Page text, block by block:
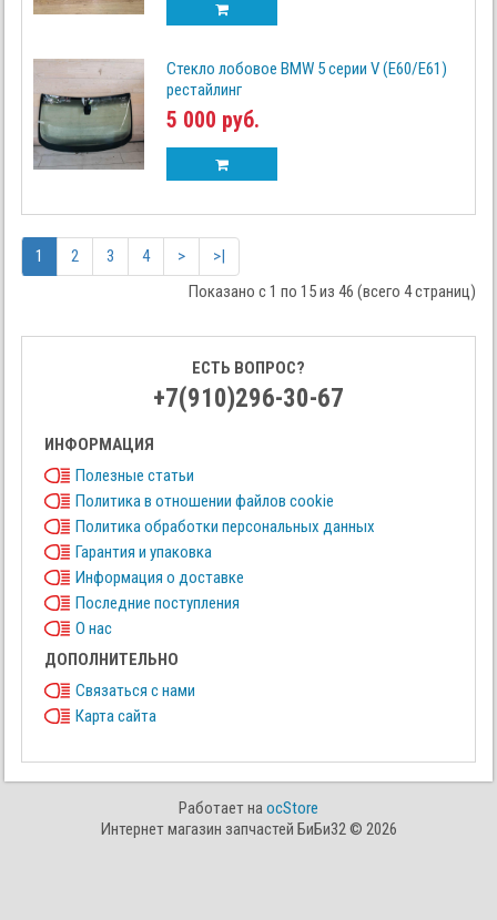
Стекло лобовое BMW 5 серии V (E60/E61)
рестайлинг
5 000 руб.
1 2 3 4 >
>|
Показано с 1 по 15 из 46 (всего 4 страниц)
ЕСТЬ ВОПРОС?
+7(910)296-30-67
ИНФОРМАЦИЯ
Полезные статьи
Политика в отношении файлов cookie
Политика обработки персональных данных
Гарантия и упаковка
Информация о доставке
Последние поступления
О нас
ДОПОЛНИТЕЛЬНО
Связаться с нами
Карта сайта
Работает наocStore
Интернет магазин запчастей БиБи32 © 2026